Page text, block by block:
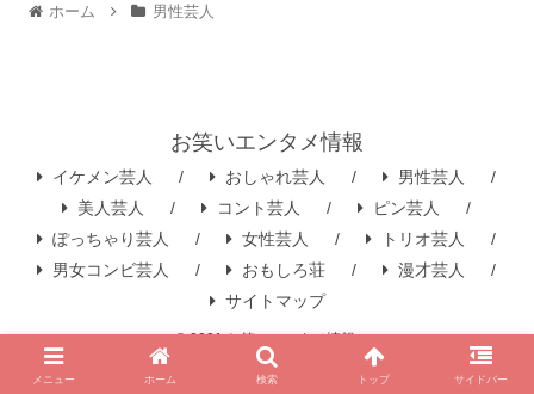
ホーム 男性芸人
お笑いエンタメ情報
イケメン芸人 おしゃれ芸人
男性芸人
美人芸人
コント芸人
ピン芸人
ぽっちゃり芸人
女性芸人
トリオ芸人
男女コンビ芸人
おもしろ荘
漫才芸人
サイトマップ
© 2021 お笑いエンタメ情報.
メニュー ホーム 検索 トップ サイドバー